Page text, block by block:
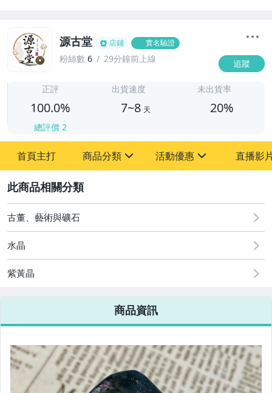
源古堂 店鋪 實名驗證
粉絲數 6 29分鐘前上線 追蹤
正評
100.0%
總評價 2
出貨速度
7~8 天
未出貨率
20%
首頁主打 商品分類
其它
活動優惠
[全店] 周年慶
[全店] 粉絲專享
直播影
古董、藝術與礦石
水晶
紫黃晶
商品資訊